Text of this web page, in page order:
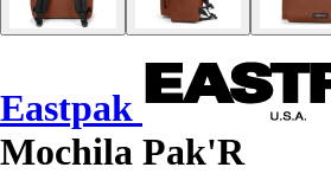
Eastpak
Mochila Pak'R